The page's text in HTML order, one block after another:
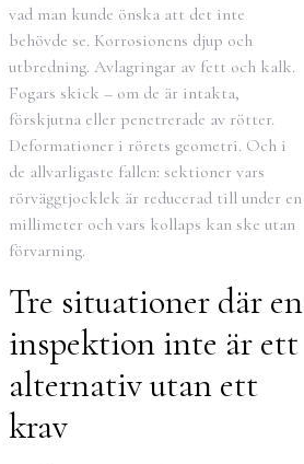
vad man kunde önska att det inte
behövde se. Korrosionens djup och
utbredning. Avlagringar av fett och kalk.
Fogars skick – om de är intakta,
förskjutna eller penetrerade av rötter.
Deformationer i rörets geometri. Och i
de allvarligaste fallen: sektioner vars
rörväggtjocklek är reducerad till under en
millimeter och vars kollaps kan ske utan
förvarning.
Tre situationer där en
inspektion inte är ett
alternativ utan ett
krav